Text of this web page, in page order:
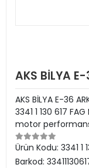
AKS BİLYA
AKS BİLYA E-36
3341 1 130 617
motor
Ürün Kodu: 3341 1
Barkod: